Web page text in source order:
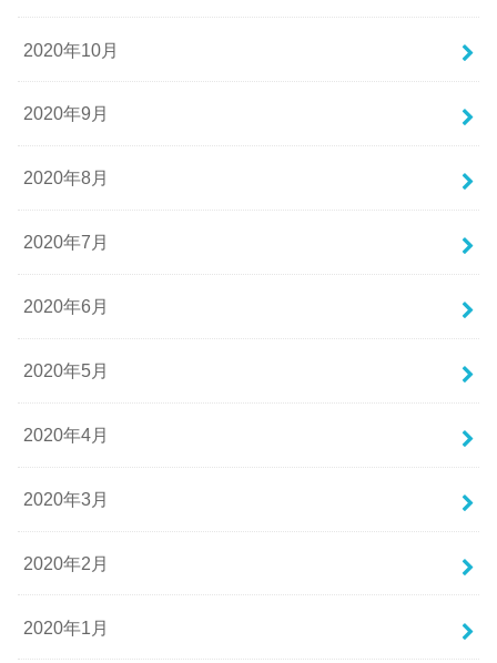
2020年10月
2020年9月
2020年8月
2020年7月
2020年6月
2020年5月
2020年4月
2020年3月
2020年2月
2020年1月